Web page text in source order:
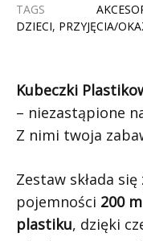
TAGS
DZIECI, PRZYJĘCIA/
Kubeczki
– niezastąpione
Z nimi twoja
Zestaw składa się
pojemności 200
plastiku, dzięki